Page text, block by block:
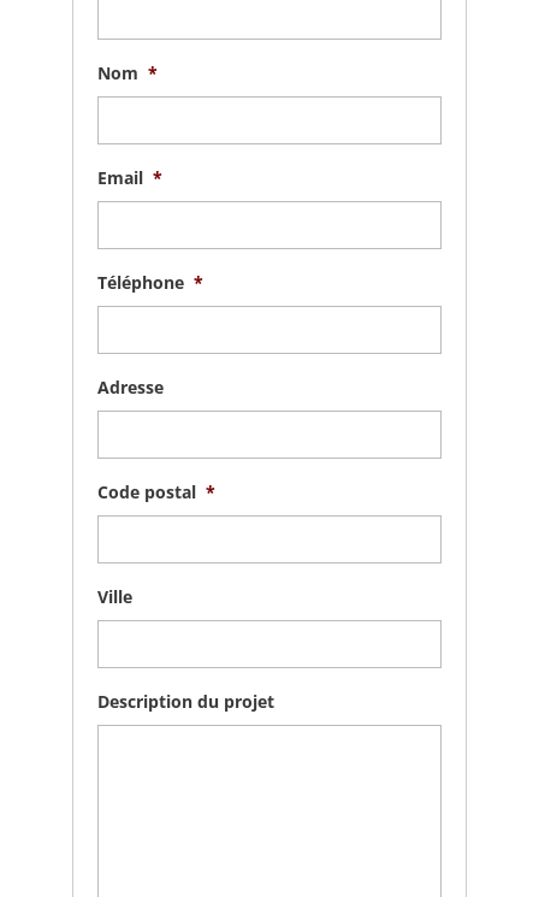
Nom *
Email *
Téléphone *
Adresse
Code postal *
Ville
Description du projet